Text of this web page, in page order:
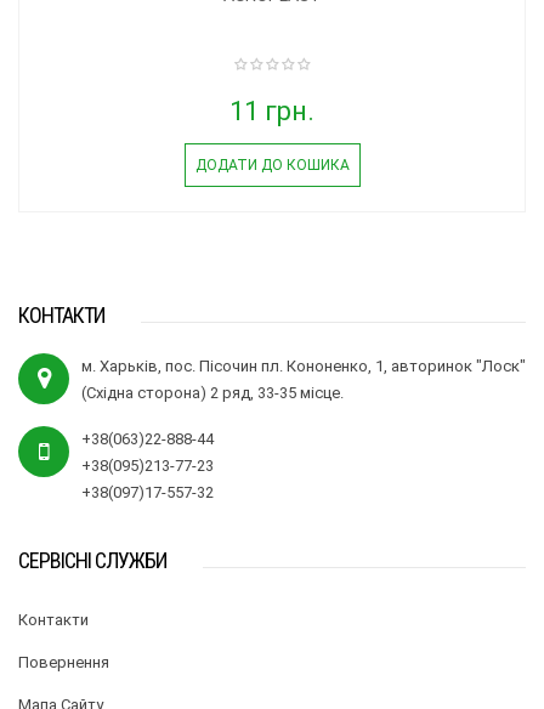
11 грн.
ДОДАТИ ДО КОШИКА
КОНТАКТИ
м. Харьків, пос. Пісочин пл. Кононенко, 1, авторинок "Лоск"
(Східна сторона) 2 ряд, 33-35 місце.
+38(063)22-888-44
+38(095)213-77-23
+38(097)17-557-32
СЕРВІСНІ СЛУЖБИ
Контакти
Повернення
Мапа Сайту